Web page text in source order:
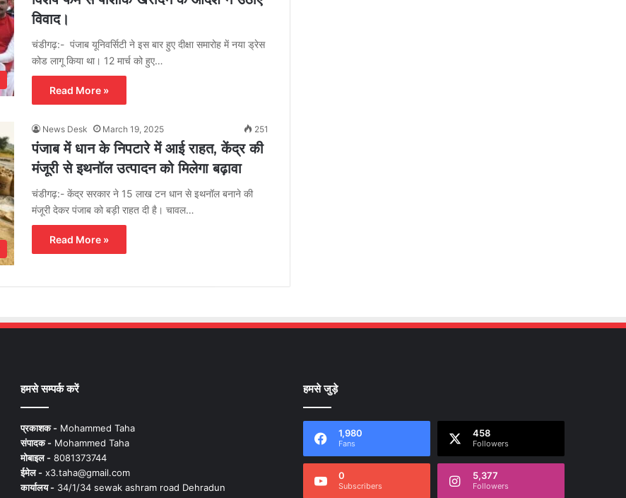
विवाद।
चंडीगढ़:- पंजाब यूनिवर्सिटी ने इस बार हुए दीक्षा समारोह में नया ड्रेस
कोड लागू किया था। 12 मार्च को हुए…
Read More »
News Desk March 19, 2025 251
पंजाब में धान के निपटारे में आई राहत, केंद्र की
मंजूरी से इथनॉल उत्पादन को मिलेगा बढ़ावा
चंडीगढ़:- केंद्र सरकार ने 15 लाख टन धान से इथनॉल बनाने की
मंजूरी देकर पंजाब को बड़ी राहत दी है। चावल…
Read More »
हमसे सम्पर्क करें
प्रकाशक -Mohammed Taha
संपादक -Mohammed Taha
मोबाइल -8081373744
ईमेल -x3.taha@gmail.com
कार्यालय -34/1/34 sewak ashram road Dehradun
हमसे जुड़े
1,980
Fans
458
Followers
0
Subscribers
5,377
Followers